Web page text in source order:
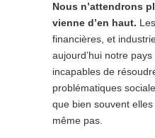
Nous n’attendrons
vienne d’en haut.
financières, et
aujourd’hui notre
incapables de
problématiques
que bien souvent
même pas.